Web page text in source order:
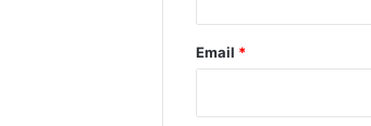
Email *